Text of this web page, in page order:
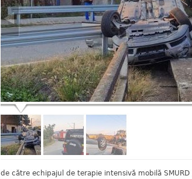
de către echipajul de terapie intensivă mobilă